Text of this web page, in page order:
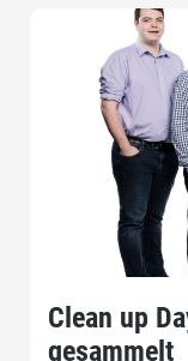
Clean up
gesammelt